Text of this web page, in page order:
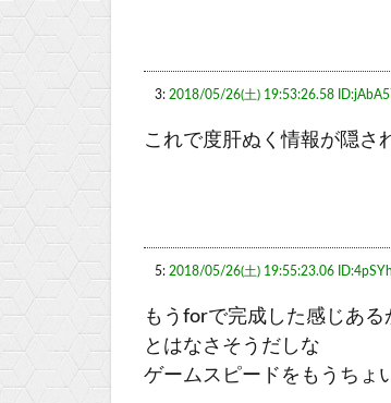
3: 2018/05/26(土) 19:53:26.58
これで度肝ぬく情報が隠さ
5: 2018/05/26(土) 19:55:23.06
もうforで完成した感じあ
とはなさそうだしな
ゲームスピードをもうちょ